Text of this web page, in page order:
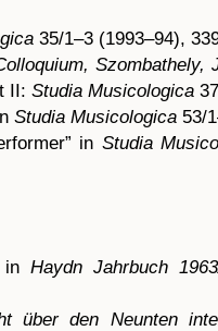
35/1–3 (1993–94),
Szombathely,
II: Studia Musicologica
Studia Musicologica 53/
in Studia
in Haydn Jahrbuch
über den Neunten